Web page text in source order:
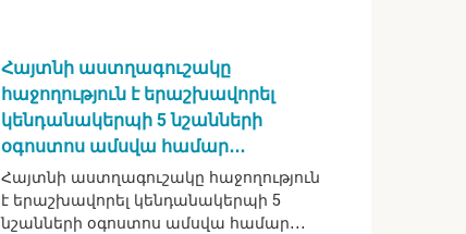
Հայտնի աստղագուշակը
հաջողություն է երաշխավորել
կենդանակերպի 5 նշանների
օգոստոս ամսվա համար․․․
Հայտնի աստղագուշակը հաջողություն
է երաշխավորել կենդանակերպի 5
նշանների օգոստոս ամսվա համար․․․